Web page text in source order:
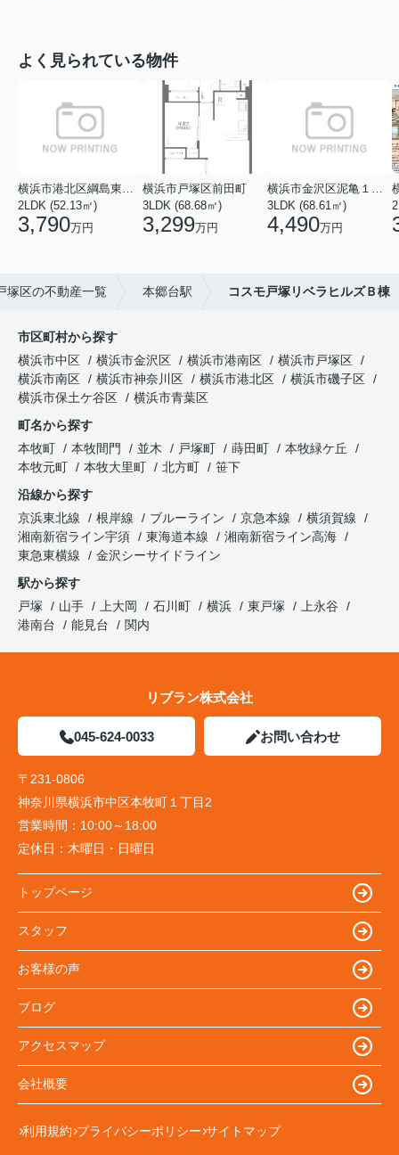
よく見られている物件
2LDK (52.13㎡)
3,790万円
横浜市戸塚区前田町
3LDK (68.68㎡)
3,299万円
3LDK (68.61㎡)
4,490万円
塚区の不動産一覧 本郷台駅 コスモ戸塚リベラヒルズＢ棟
市区町村から探す
横浜市中区
横浜市金沢区 横浜市港南区
横浜市戸塚区
横浜市南区
横浜市神奈川区 横浜市港北区
横浜市磯子区
横浜市保土ケ谷区
横浜市青葉区
町名から探す
本牧町
本牧間門 並木 戸塚町 蒔田町
本牧緑ケ丘
本牧元町
本牧大里町 北方町
笹下
沿線から探す
京浜東北線
根岸線 ブルーライン 京急本線
横須賀線
湘南新宿ライン宇須
東海道本線
湘南新宿ライン高海
東急東横線
金沢シーサイドライン
駅から探す
戸塚
山手 上大岡 石川町 横浜 東戸塚
上永谷
港南台
能見台 関内
リブラン株式会社
045-624-0033 お問い合わせ
〒231-0806
神奈川県横浜市中区本牧町１丁目2
営業時間： 10:00～18:00
定休日： 木曜日・日曜日
トップページ
スタッフ
お客様の声
ブログ
アクセスマップ
会社概要
利用規約 プライバシーポリシー サイトマップ